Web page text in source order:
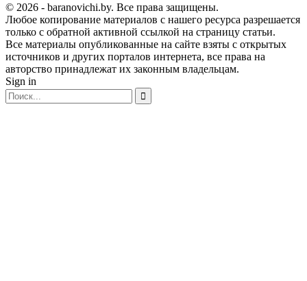
© 2026 - baranovichi.by. Все права защищены.
Любое копирование материалов с нашего ресурса разрешается
только с обратной активной ссылкой на страницу статьи.
Все материалы опубликованные на сайте взяты с открытых
источников и других порталов интернета, все права на
авторство принадлежат их законным владельцам.
Sign in